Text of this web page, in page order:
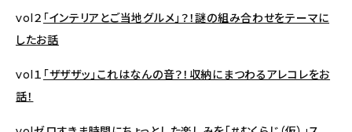
vol２ 「インテリアとご当地グルメ」？！謎の組み合わせをテーマに
したお話
vol１ 「ザザザッ」これはなんの音？！収納にまつわるアレコレをお
話！